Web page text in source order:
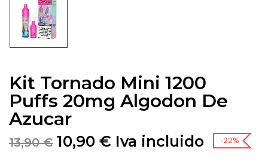
Kit Tornado Mini 1200
Puffs 20mg Algodon De
Azucar
13,90€ 10,90 € Iva incluido -22%